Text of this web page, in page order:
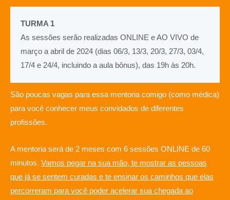
TURMA 1
As sessões serão realizadas ONLINE e AO VIVO de
março a abril de 2024 (dias 06/3, 13/3, 20/3, 27/3, 03/4,
17/4 e 24/4, incluindo a aula bônus), das 19h às 20h.
São poucas vagas para essa mentoria comigo (como médica)
para você conhecer meus convidados de diferentes
profissões.
A mentoria será de 2 meses com 6 sessões ONLINE de 60
minutos. Vamos pegar na sua mão, te mostrar as pessoas
que já se sentem curadas e te ensinar os caminhos que elas
percorreram para você poder acelerar sua chegada ao